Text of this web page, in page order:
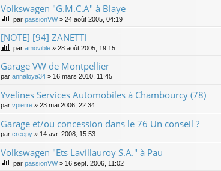
Volkswagen "G.M.C.A" à Blaye
par passionVW» 24 août 2005, 04:19
[NOTE] [94] ZANETTI
par amovible » 28 août 2005, 19:15
Garage VW de Montpellier
par annaloya34 » 16 mars 2010, 11:45
Yvelines Services Automobiles à Chambourcy (78)
par vpierre » 23 mai 2006, 22:34
Garage et/ou concession dans le 76 Un conseil ?
par creepy » 14 avr. 2008, 15:53
Volkswagen "Ets Lavillauroy S.A." à Pau
par passionVW» 16 sept. 2006, 11:02